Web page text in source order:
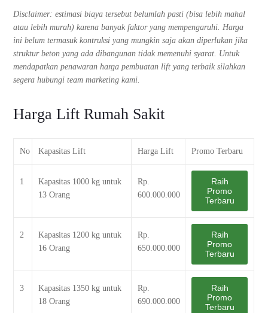
Disclaimer: estimasi biaya tersebut belumlah pasti (bisa lebih mahal
atau lebih murah) karena banyak faktor yang mempengaruhi. Harga
ini belum termasuk kontruksi yang mungkin saja akan diperlukan jika
struktur beton yang ada dibangunan tidak memenuhi syarat. Untuk
mendapatkan penawaran harga pembuatan lift yang terbaik silahkan
segera hubungi team marketing kami.
Harga Lift Rumah Sakit
No Kapasitas Lift Harga Lift Promo Terbaru
1
Kapasitas 1000 kg untuk
13 Orang
Rp.
600.000.000
Raih
Promo
Terbaru
2
Kapasitas 1200 kg untuk
16 Orang
Rp.
650.000.000
Raih
Promo
Terbaru
3
Kapasitas 1350 kg untuk
18 Orang
Rp.
690.000.000
Raih
Promo
Terbaru